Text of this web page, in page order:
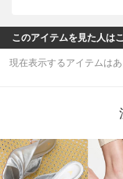
このアイテムを見た人は
現在表示するアイテムはあ